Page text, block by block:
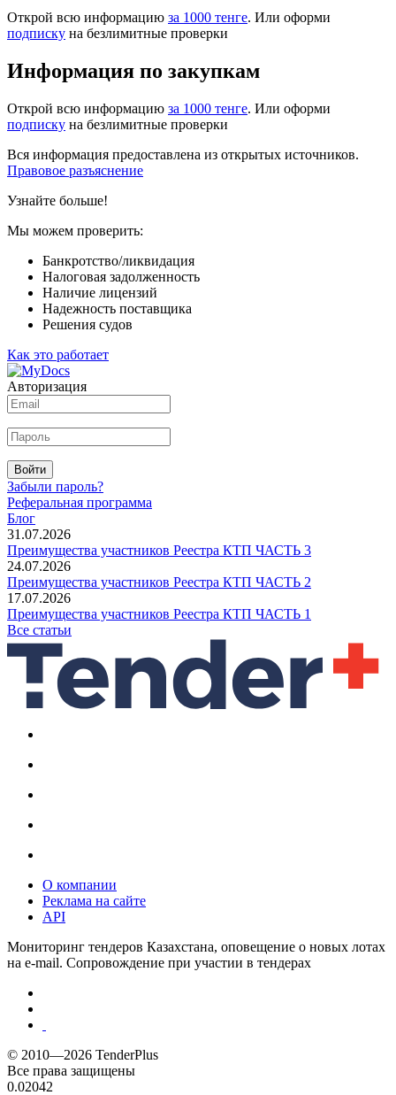
Открой всю информацию за 1000 тенге. Или оформи
подписку на безлимитные проверки
Информация по закупкам
Открой всю информацию за 1000 тенге. Или оформи
подписку на безлимитные проверки
Вся информация предоставлена из открытых источников.
Правовое разъяснение
Узнайте больше!
Мы можем проверить:
Банкротство/ликвидация
Налоговая задолженность
Наличие лицензий
Надежность поставщика
Решения судов
Как это работает
Авторизация
Войти
Забыли пароль?
Реферальная программа
Блог
31.07.2026
Преимущества участников Реестра КТП ЧАСТЬ 3
24.07.2026
Преимущества участников Реестра КТП ЧАСТЬ 2
17.07.2026
Преимущества участников Реестра КТП ЧАСТЬ 1
Все статьи
О компании
Реклама на сайте
API
Мониторинг тендеров Казахстана, оповещение о новых лотах
на e-mail. Сопровождение при участии в тендерах
© 2010—2026 TenderPlus
Все права защищены
0.02042